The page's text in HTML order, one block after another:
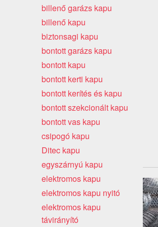
billenő garázs kapu
billenő kapu
biztonsagi kapu
bontott garázs kapu
bontott kapu
bontott kerti kapu
bontott kerítés és kapu
bontott szekcionált kapu
bontott vas kapu
csipogó kapu
Ditec kapu
egyszárnyú kapu
elektromos kapu
elektromos kapu nyitó
elektromos kapu
távirányító